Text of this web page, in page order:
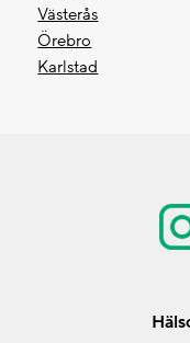
Västerås
Örebro
Karlstad